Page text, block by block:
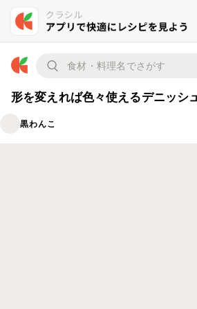
形を変えれば色々使えるデニッシ
黒わんこ